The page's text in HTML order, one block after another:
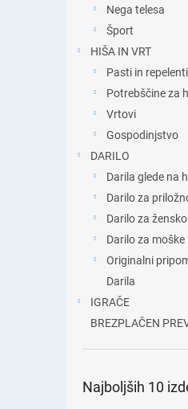
Nega telesa
Šport
HIŠA IN VRT
Pasti in repelenti
Potrebščine za
Vrtovi
Gospodinjstvo
DARILO
Darila glede na
Darilo za
Darilo za žensko
Darilo za moške
Originalni
Darila
IGRAČE
BREZPLAČEN
Najboljših 10